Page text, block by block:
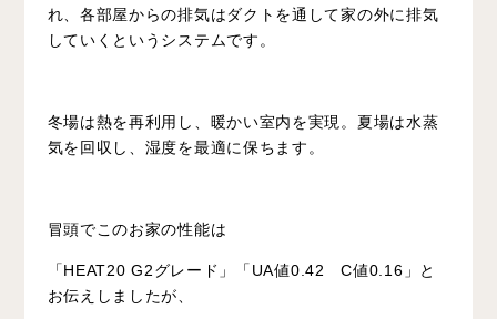
れ、 各部屋からの排気はダクトを通して家の外に排気
していくというシステムです。
冬場は熱を再利用し、暖かい室内を実現。 夏場は水蒸
気を回収し、湿度を最適に保ちます。
冒頭でこのお家の性能は
「HEAT20 G2グレード」「UA値0.42 C値0.16」と
お伝えしましたが、